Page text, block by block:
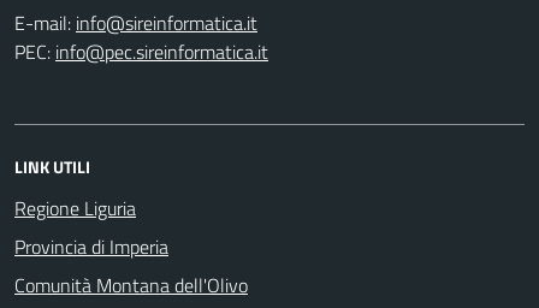
E-mail:
PEC:
LINK UTILI
Regione Liguria
Provincia di Imperia
Comunità Montana dell'Olivo